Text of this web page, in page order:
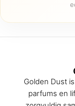
Golden Dust
parfums en